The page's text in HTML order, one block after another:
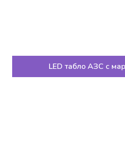
LED табло АЗС с